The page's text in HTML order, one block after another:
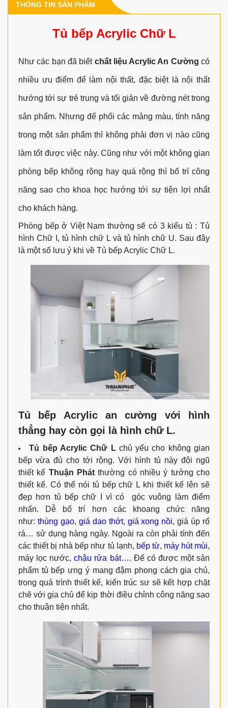
THÔNG TIN SẢN PHẨM
Tủ bếp Acrylic Chữ L
Như các bạn đã biết chất liệu Acrylic An Cường có
nhiều ưu điểm để làm nội thất, đặc biệt là nội thất
hướng tới sự trẻ trung và tối giản về đường nét trong
sản phẩm. Nhưng để phối các mảng màu, tính năng
trong một sản phẩm thì không phải đơn vị nào cũng
làm tốt được việc này. Cũng như với một không gian
phòng bếp không rộng hay quá rộng thì bố trí công
năng sao cho khoa học hướng tới sự tiện lợi nhất
cho khách hàng.
Phòng bếp ở Việt Nam thường sẽ có 3 kiểu tủ : Tủ
hình Chữ I, tủ hình chữ L và tủ hình chữ U. Sau đây
là một số lưu ý khi về Tủ bếp Acrylic Chữ L.
Tủ bếp Acrylic an cường với hình
thẳng hay còn gọi là hình chữ L.
Tủ bếp Acrylic Chữ Lchủ yếu cho không gian
bếp vừa đủ cho tới rộng. Với hình tủ này đội ngũ
thiết kế Thuận Phát thường có nhiều ý tưởng cho
thiết kế. Có thể nói tủ bếp chữ L khi thiết kế lên sẽ
đẹp hơn tủ bếp chữ I vì có góc vuông làm điểm
nhấn. Dễ bố trí hơn các khoang chức năng
như: thùng gạo, giá dao thớt, giá xong nồi, giá úp rổ
rá… sử dụng hàng ngày. Ngoài ra còn phải tính đến
các thiết bị nhà bếp như tủ lạnh, bếp từ, máy hút mùi,
máy lọc nước,chậu rửa bát…. Để có được một sản
phẩm tủ bếp ưng ý mang đậm phong cách gia chủ,
trong quá trình thiết kế, kiến trúc sư sẽ kết hợp chặt
chẽ với gia chủ để kịp thời điều chỉnh công năng sao
cho thuận tiện nhất.